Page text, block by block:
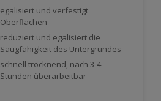
egalisiert und verfestigt
Oberflächen
reduziert und egalisiert die
Saugfähigkeit des Untergrundes
schnell trocknend, nach 3-4
Stunden überarbeitbar